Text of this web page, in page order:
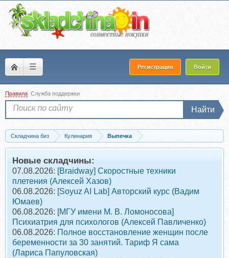
☰ Регистрация Войти
Правила Служба поддержки
Найти
Складчина биз Кулинария
Выпечка
Скачать [PastryCampus] Бига, чиабатта и фокачча (Мария Селянина)
Новые складчины:
07.08.2026: [Braidway] Скоростные техники
плетения (Алексей Хазов)
06.08.2026: [Soyuz AI Lab] Авторский курс (Вадим
Юмаев)
06.08.2026: [МГУ имени М. В. Ломоносова]
Психиатрия для психологов (Алексей Павличенко)
06.08.2026: Полное восстановление женщин после
беременности за 30 занятий. Тариф Я сама
(Лариса Папуловская)